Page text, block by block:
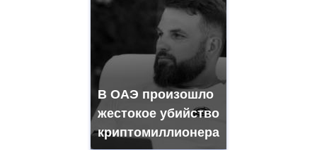
В ОАЭ произошло
жестокое убийство
криптомиллионера